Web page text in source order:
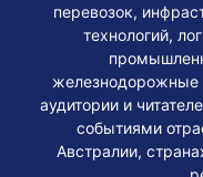
перевозок,
технологий,
железнодорожные
аудитории и
событиями
Австралии,